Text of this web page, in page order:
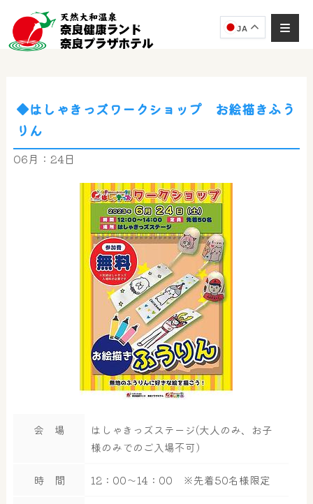
JA
◆はしゃきっズワークショップ お絵描きふう
りん
06月：24日
会 場
はしゃきっズステージ(大人のみ、お子
様のみでのご入場不可）
時 間 12：00～14：00 ※先着50名様限定